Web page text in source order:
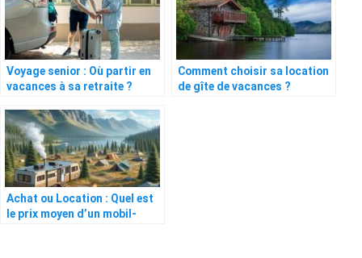
Voyage senior : Où partir en
vacances à sa retraite ?
Comment choisir sa location
de gîte de vacances ?
Achat ou Location : Quel est
le prix moyen d’un mobil-